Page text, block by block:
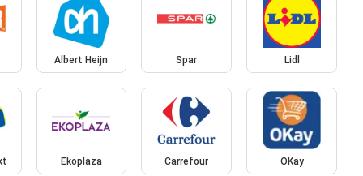
Albert Heijn Spar Lidl
Ekoplaza Carrefour OKay